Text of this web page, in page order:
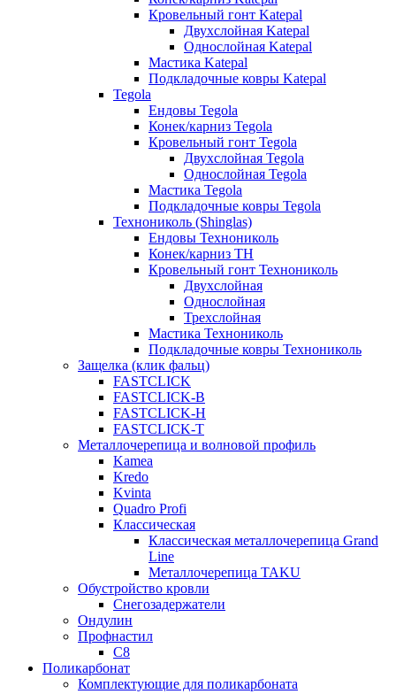
Кровельный гонт Katepal
Двухслойная Katepal
Однослойная Katepal
Мастика Katepal
Подкладочные ковры Katepal
Tegola
Ендовы Tegola
Конек/карниз Tegola
Кровельный гонт Tegola
Двухслойная Tegola
Однослойная Tegola
Мастика Tegola
Подкладочные ковры Tegola
Технониколь (Shinglas)
Ендовы Технониколь
Конек/карниз ТН
Кровельный гонт Технониколь
Двухслойная
Однослойная
Трехслойная
Мастика Технониколь
Подкладочные ковры Технониколь
Защелка (клик фальц)
FASTCLICK
FASTCLICK-B
FASTCLICK-H
FASTCLICK-T
Металлочерепица и волновой профиль
Kamea
Kredo
Kvinta
Quadro Profi
Классическая
Классическая металлочерепица Grand
Line
Металлочерепица TAKU
Обустройство кровли
Снегозадержатели
Ондулин
Профнастил
С8
Поликарбонат
Комплектующие для поликарбоната